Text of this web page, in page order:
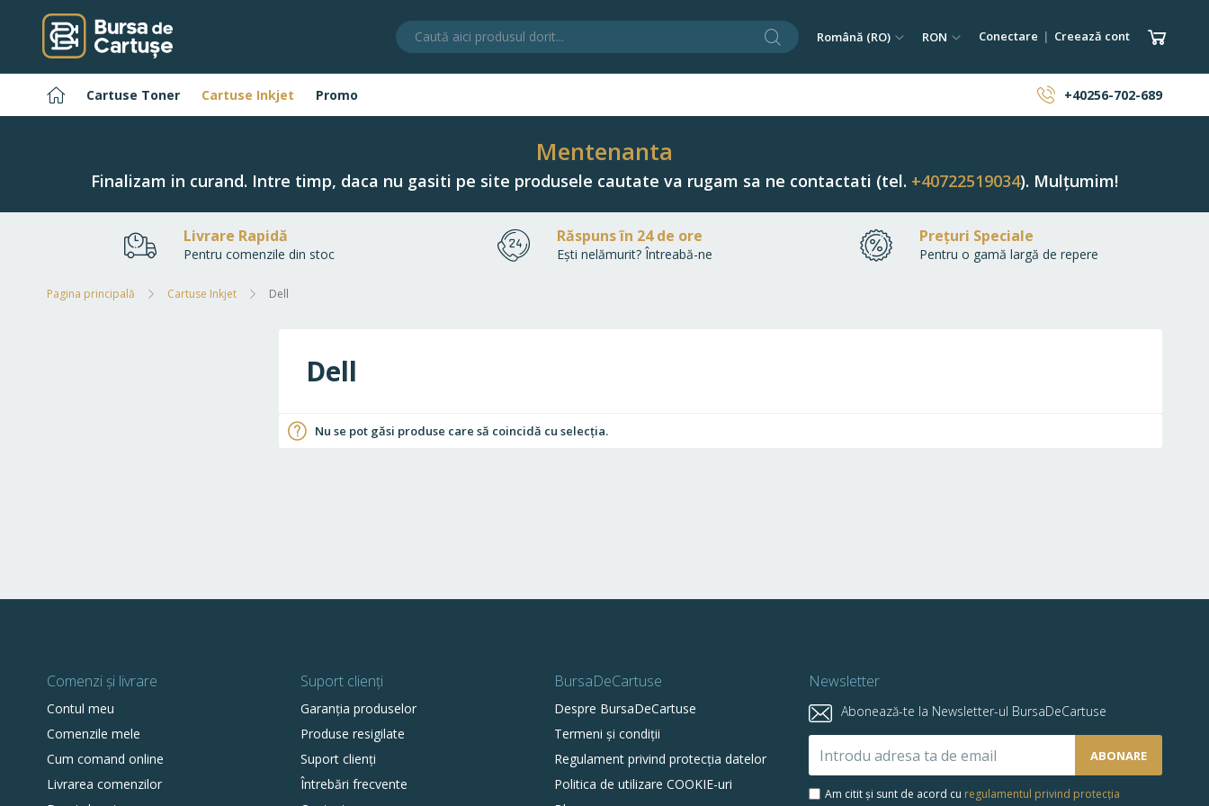
Navigați
la
Conținut
CăutareLimba
Română (RO) Monedă
RON Conectare Creează cont Coșul
PaginaCartuse Toner Cartuse Inkjet Promo +40256-702-689
Mentenanta
Finalizam in curand. Intre timp, daca nu gasiti pe site produsele cautate va rugam sa ne contactati (tel. +40722519034). Mulțumim!
Livrare Rapidă
Pentru comenzile din stoc
Răspuns în 24 de ore
Ești nelămurit? Întreabă-ne
Prețuri Speciale
Pentru o gamă largă de repere
Pagina principală Cartuse Inkjet Dell
Dell
Nu se pot găsi produse care să coincidă cu selecția.
Comenzi și livrare
Contul meu
Comenzile mele
Cum comand online
Livrarea comenzilor
Suport clienți
Garanția produselor
Produse resigilate
Suport clienți
Întrebări frecvente
BursaDeCartuse
Despre BursaDeCartuse
Termeni și condiții
Regulament privind protecția datelor
Politica de utilizare COOKIE-uri
Newsletter
Abonează-te la Newsletter-ul BursaDeCartuse
Abonează-
la
newsletter-
ABONARE
Am citit și sunt de acord cu regulamentul privind protecția